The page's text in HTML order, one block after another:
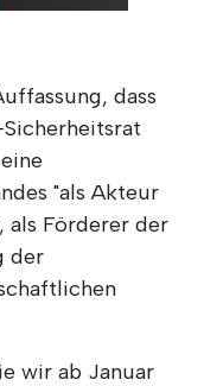
dass
"als Akteur
als Förderer der
der
wir ab Januar